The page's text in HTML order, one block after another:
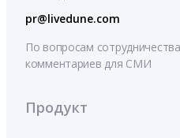
pr@livedune.com
По вопросам
комментариев для СМИ
Продукт